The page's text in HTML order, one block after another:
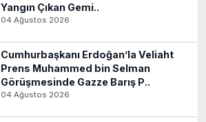
Yangın Çıkan Gemi..
04 Ağustos 2026
Cumhurbaşkanı Erdoğan’la Veliaht
Prens Muhammed bin Selman
Görüşmesinde Gazze Barış P..
04 Ağustos 2026